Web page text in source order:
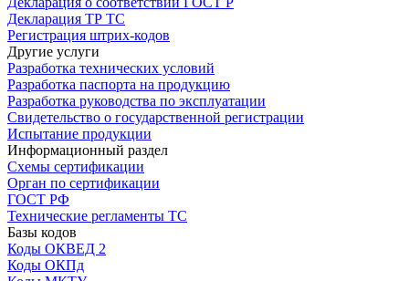
Декларация ТР ТС
Регистрация штрих-кодов
Другие услуги
Разработка технических условий
Разработка паспорта на продукцию
Разработка руководства по эксплуатации
Свидетельство о государственной регистрации
Испытание продукции
Информационный раздел
Схемы сертификации
Орган по сертификации
ГОСТ РФ
Технические регламенты ТС
Базы кодов
Коды ОКВЕД 2
Коды ОКПд